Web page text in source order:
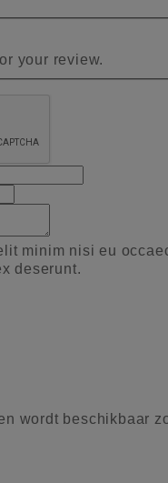
your review.
minim nisi eu
deserunt.
wordt beschikbaar